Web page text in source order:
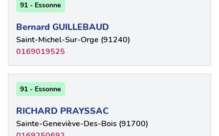
91 - Essonne
Bernard GUILLEBAUD
Saint-Michel-Sur-Orge (91240)
0169019525
91 - Essonne
RICHARD PRAYSSAC
Sainte-Geneviève-Des-Bois (91700)